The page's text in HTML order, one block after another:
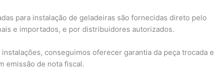
para instalação de geladeiras são fornecidas direto pelo
e importados, e por distribuidores autorizados.
conseguimos oferecer garantia da peça trocada e
emissão de nota fiscal.